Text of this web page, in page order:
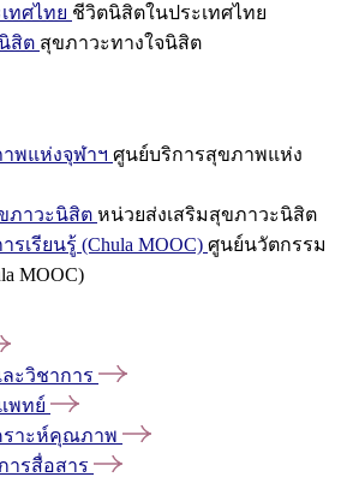
ทศไทย ชีวิตนิสิตในประเทศไทย
สิต สุขภาวะทางใจนิสิต
พแห่งจุฬาฯ ศูนย์บริการสุขภาพแห่ง
ภาวะนิสิต หน่วยส่งเสริมสุขภาวะนิสิต
เรียนรู้ (Chula MOOC) ศูนย์นวัตกรรม
MOOC)
ะวิชาการ
พทย์
ราะห์คุณภาพ
ารสื่อสาร